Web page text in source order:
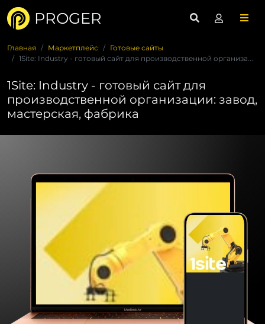
PROGER
Главная Маркетплейс
Готовые сайты
1Site: Industry - готовый сайт для производственной организа...
1Site: Industry - готовый сайт для
производственной организации: завод,
мастерская, фабрика